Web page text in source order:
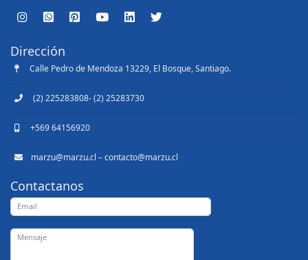
Dirección
Calle Pedro de Mendoza 13229, El Bosque, Santiago.
(2) 225283808- (2) 25283730
+569 64156920
marzu@marzu.cl – contacto@marzu.cl
Contactanos